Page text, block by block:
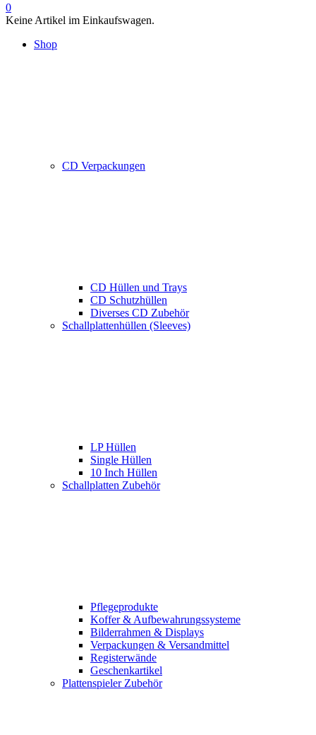
0
Keine Artikel im Einkaufswagen.
Shop
CD Verpackungen
CD Hüllen und Trays
CD Schutzhüllen
Diverses CD Zubehör
Schallplattenhüllen (Sleeves)
LP Hüllen
Single Hüllen
10 Inch Hüllen
Schallplatten Zubehör
Pflegeprodukte
Koffer & Aufbewahrungssysteme
Bilderrahmen & Displays
Verpackungen & Versandmittel
Registerwände
Geschenkartikel
Plattenspieler Zubehör